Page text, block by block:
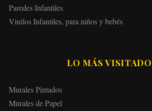
Paredes Infantiles
Vinilos Infantiles, para niños y bebés
LO MÁS VISITADO
Murales Pintados
Murales de Papel